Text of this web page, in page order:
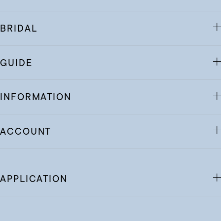
BRIDAL
GUIDE
INFORMATION
ACCOUNT
APPLICATION